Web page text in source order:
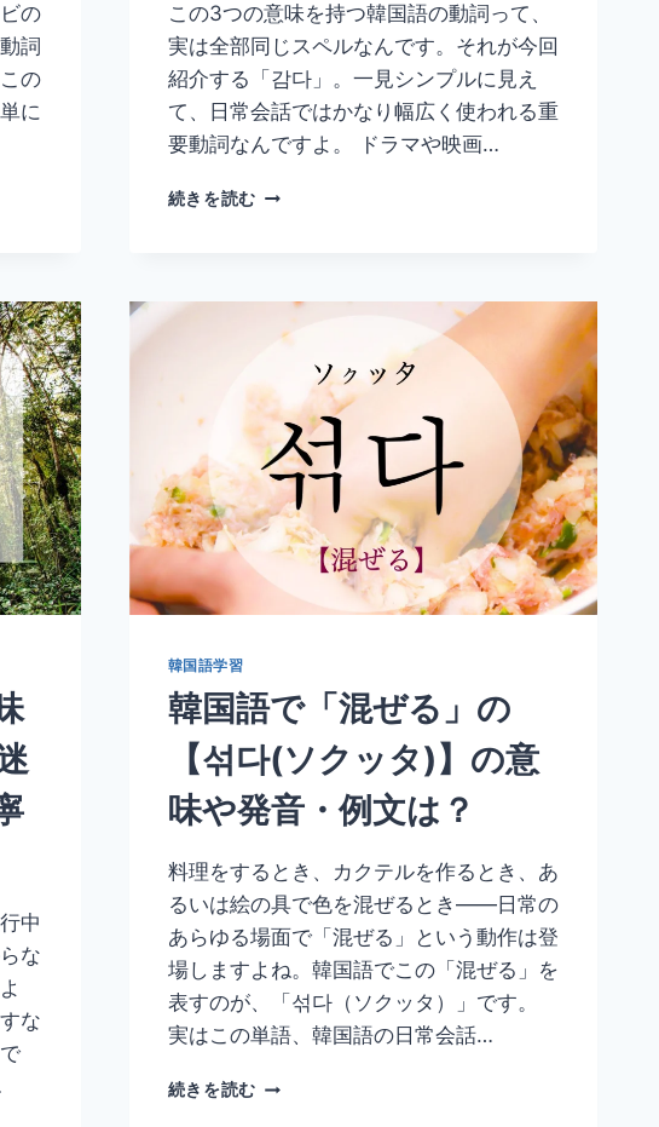
語
ま
め】
の
詞
の
に
この3つの意味を持つ韓国語の動詞って、
実は全部同じスペルなんです。それが今回
紹介する「감다」。一見シンプルに見え
て、日常会話ではかなり幅広く使われる重
要動詞なんですよ。 ドラマや映画…
続きを読む 韓
と
使
い
方
｜
巻
く・
目
髪
を
洗
う
【活
用
例
文・
丁
語
ま
と
中
な
な
韓国語学習
韓国語で「混ぜる」の
【섞다(ソクッタ)】の意
味や発音・例文は？
料理をするとき、カクテルを作るとき、あ
るいは絵の具で色を混ぜるとき——日常の
あらゆる場面で「混ぜる」という動作は登
場しますよね。韓国語でこの「混ぜる」を
表すのが、「섞다（ソクッタ）」です。
実はこの単語、韓国語の日常会話…
続きを読む 韓